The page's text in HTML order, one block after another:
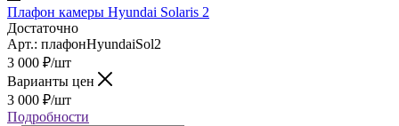
Плафон камеры Hyundai Solaris 2
Достаточно
Арт.: плафонHyundaiSol2
3 000 ₽/шт
Варианты цен
3 000 ₽/шт
Подробности